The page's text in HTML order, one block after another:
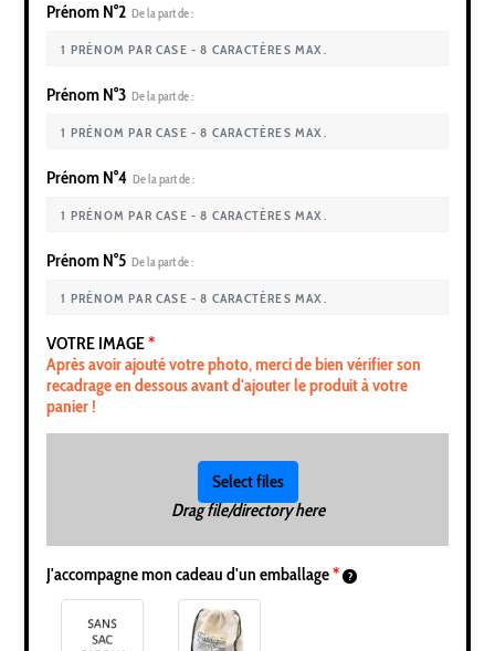
Prénom N°2 De la part de :
Prénom N°3 De la part de :
Prénom N°4 De la part de :
Prénom N°5 De la part de :
VOTRE IMAGE*
Après avoir ajouté votre photo, merci de bien vérifier son
recadrage en dessous avant d'ajouter le produit à votre
panier !
Select files
Drag file/directory here
J'accompagne mon cadeau d'un emballage*